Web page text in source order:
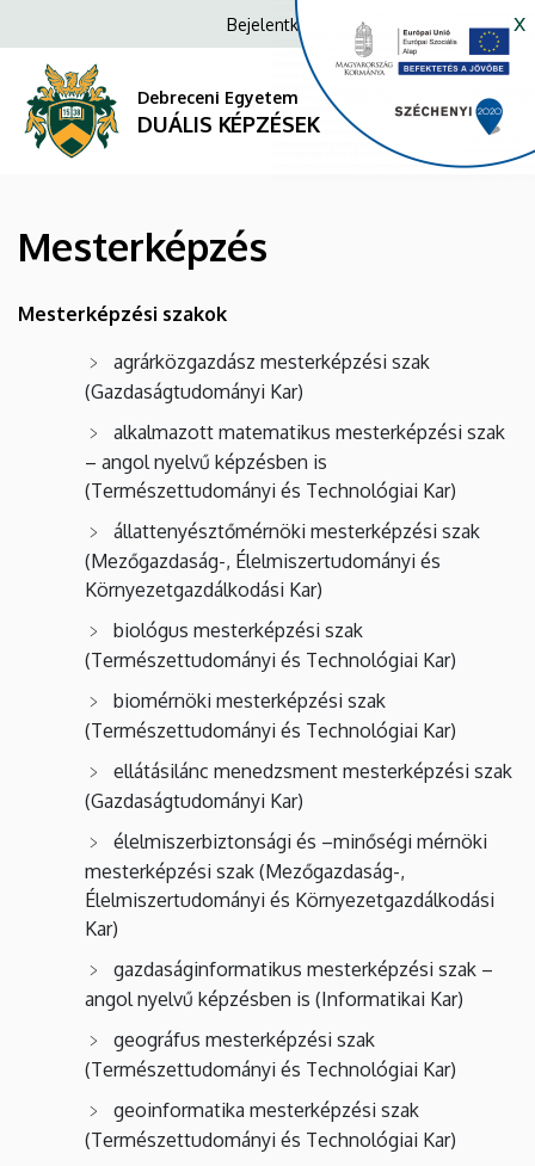
Mesterképzés
DUÁLIS
KÉPZÉSEK
a
tartalomra
x
Anonim
Felhasználói
fiók
menüje
Bejelentkezés/Regisztráció
Debreceni Egyetem
DUÁLIS KÉPZÉSEK
Mesterképzés
Mesterképzési szakok
agrárközgazdász mesterképzési szak
(Gazdaságtudományi Kar)
alkalmazott matematikus mesterképzési szak
– angol nyelvű képzésben is
(Természettudományi és Technológiai Kar)
állattenyésztőmérnöki mesterképzési szak
(Mezőgazdaság-, Élelmiszertudományi és
Környezetgazdálkodási Kar)
biológus mesterképzési szak
(Természettudományi és Technológiai Kar)
biomérnöki mesterképzési szak
(Természettudományi és Technológiai Kar)
ellátásilánc menedzsment mesterképzési szak
(Gazdaságtudományi Kar)
élelmiszerbiztonsági és –minőségi mérnöki
mesterképzési szak (Mezőgazdaság-,
Élelmiszertudományi és Környezetgazdálkodási
Kar)
gazdaságinformatikus mesterképzési szak –
angol nyelvű képzésben is (Informatikai Kar)
geográfus mesterképzési szak
(Természettudományi és Technológiai Kar)
geoinformatika mesterképzési szak
(Természettudományi és Technológiai Kar)